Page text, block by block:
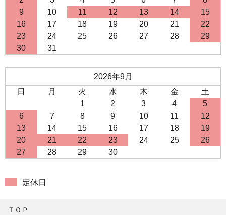
9
10 11 12 13 14
15
16
17 18 19 20 21
22
23
24 25 26 27 28
29
30
31
2026年9月
日
月 火 水 木 金
土
1
2 3 4
5
6
7 8 9 10 11
12
13
14 15 16 17 18
19
20
21 22 23 24 25
26
27
28 29 30
定休日
ＴＯＰ